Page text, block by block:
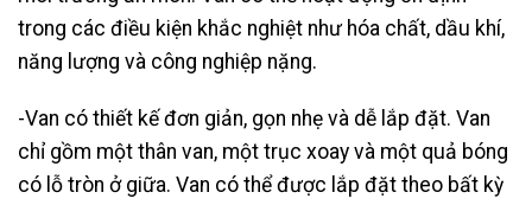
trong các điều kiện khắc nghiệt như hóa chất, dầu khí,
năng lượng và công nghiệp nặng.
-Van có thiết kế đơn giản, gọn nhẹ và dễ lắp đặt. Van
chỉ gồm một thân van, một trục xoay và một quả bóng
có lỗ tròn ở giữa. Van có thể được lắp đặt theo bất kỳ